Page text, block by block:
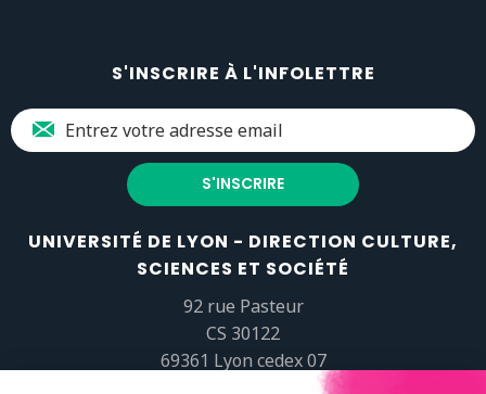
S'INSCRIRE À L'INFOLETTRE
UNIVERSITÉ DE LYON - DIRECTION CULTURE,
SCIENCES ET SOCIÉTÉ
92 rue Pasteur
CS 30122
69361 Lyon cedex 07
popsciences@universite-lyon.fr